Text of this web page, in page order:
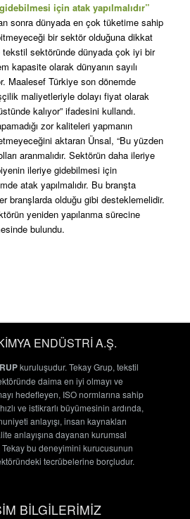
için atak yapılmalıdır”
sonra dünyada en çok tüketime sahip
bir sektör olduğuna dikkat
tekstil sektöründe dünyada çok iyi bir
kapasite olarak dünyanın sayılı
Maalesef Türkiye son dönemde
maliyetleriyle dolayı fiyat olarak
kalıyor” ifadesini kullandı.
zor kaliteleri yapmanın
aktaran Ünsal, “Bu yüzden
aranmalıdır. Sektörün daha ileriye
ileriye gidebilmesi için
atak yapılmalıdır. Bu branşta
branşlarda olduğu gibi desteklemelidir.
yeniden yapılanma sürecine
bulundu.
ENDÜSTRİ A.Ş.
kuruluşudur. Tekay Grup, tekstil
daima en iyi olmayı ve
hedefleyen, ISO normlarına sahip
ve istikrarlı büyümesinin ardında,
anlayışı, insan kaynakları
anlayışına dayanan kurumsal
Tekay bu deneyimini kurucusunun
tecrübelerine borçludur.
BİLGİLERİMİZ